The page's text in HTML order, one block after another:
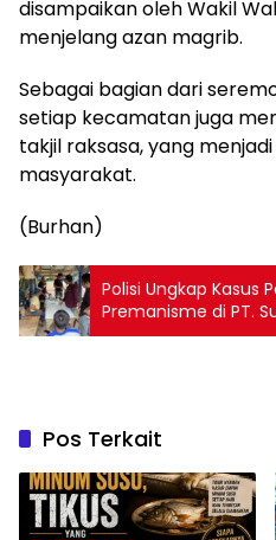
disampaikan oleh Wakil
menjelang azan magrib.
Sebagai bagian dari
setiap kecamatan juga
takjil raksasa, yang
masyarakat.
(Burhan)
Polisi Ungkap Kasus
Premanisme di PT.
Pos Terkait